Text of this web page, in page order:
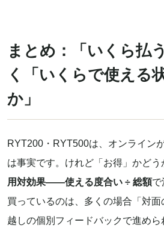
まとめ：「いくら払
く「いくらで使える
か」
RYT200・RYT500は、オンライン
は事実です。けれど「お得」かどう
用対効果——使える度合い ÷ 総額で
買っているのは、多くの場合「対
越しの個別フィードバックで進め